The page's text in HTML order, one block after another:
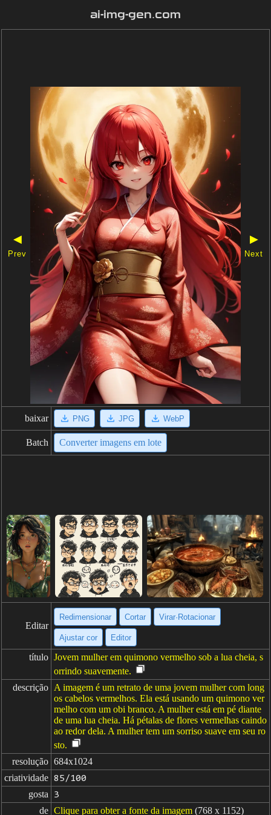
ai-img-gen.com
◀
Prev
▶
Next
baixar PNG JPG WebP
Batch Converter imagens em lote
Editar
Redimensionar Cortar Virar·Rotacionar
Ajustar cor Editor
título Jovem mulher em quimono vermelho sob a lua cheia, s
orrindo suavemente.
descrição A imagem é um retrato de uma jovem mulher com long
os cabelos vermelhos. Ela está usando um quimono ver
melho com um obi branco. A mulher está em pé diante
de uma lua cheia. Há pétalas de flores vermelhas caindo
ao redor dela. A mulher tem um sorriso suave em seu ro
sto.
resolução 684x1024
criatividade 85/100
gosta 3
de Clique para obter a fonte da imagem (768 x 1152)